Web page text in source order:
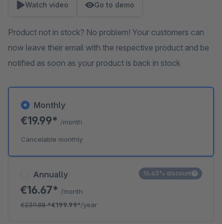
Watch video Go to demo
Product not in stock? No problem! Your customers can
now leave their email with the respective product and be
notified as soon as your product is back in stock
Annually
€16.67* /month
€239.88*€199.99*/year
16.63% discount
Monthly
€19.99* /month
Cancelable monthly